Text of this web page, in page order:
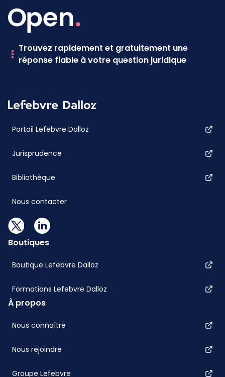
Trouvez rapidement et gratuitement une
réponse fiable à votre question juridique
Portail Lefebvre Dalloz
Jurisprudence
Bibliothèque
Nous contacter
Boutiques
Boutique Lefebvre Dalloz
Formations Lefebvre Dalloz
À propos
Nous connaître
Nous rejoindre
Groupe Lefebvre